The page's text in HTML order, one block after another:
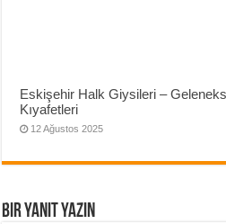
Eskişehir Halk Giysileri –
Kıyafetleri
12 Ağustos 2025
Bir yanıt yazın